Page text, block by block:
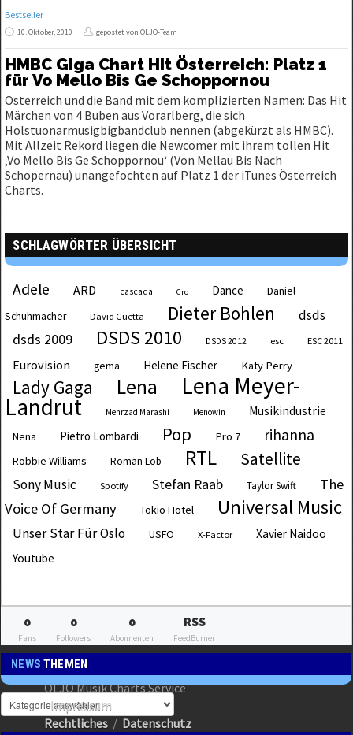
Bestseller
10. Oktober, 2010 gepostet von OLJO-Team
HMBC Giga Chart Hit Österreich: Platz 1
für Vo Mello Bis Ge Schoppornou
Österreich und die Band mit dem komplizierten Namen: Das Hit
Märchen von 4 Buben aus Vorarlberg, die sich
Holstuonarmusigbigbandclub nennen (abgekürzt als HMBC).
Mit Allzeit Rekord liegen die Newcomer mit ihrem tollen Hit
‚Vo Mello Bis Ge Schoppornou‘ (Von Mellau Bis Nach
Schopernau) unangefochten auf Platz 1 der iTunes Österreich
Charts.
SCHLAGWÖRTER ÜBERSICHT
Adele ARD cascada Cro Dance
Daniel
Schuhmacher
David Guetta Dieter Bohlen dsds
dsds 2009 DSDS 2010 DSDS 2012 esc ESC 2011
Eurovision gema Helene Fischer Katy Perry
Lady Gaga Lena Lena Meyer-
Landrut Mehrzad Marashi Menowin Musikindustrie
Nena Pietro Lombardi Pop Pro 7 rihanna
Robbie Williams Roman Lob RTL Satellite
Sony Music Spotify Stefan Raab Taylor Swift
The
Voice Of Germany
Tokio Hotel Universal Music
Unser Star Für Oslo USFO X-Factor
Xavier Naidoo
Youtube
0
Fans
0
Followers
0
Abonnenten
RSS
FeedBurner
NEWSTHEMEN
OLJO Musik Charts Service
Impressum
Rechtliches / Datenschutz